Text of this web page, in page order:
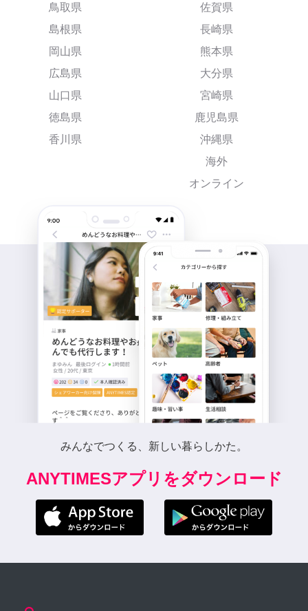
鳥取県
島根県
岡山県
広島県
山口県
徳島県
香川県
佐賀県
長崎県
熊本県
大分県
宮崎県
鹿児島県
沖縄県
海外
オンライン
みんなでつくる、新しい暮らしかた。
ANYTIMESアプリをダウンロード